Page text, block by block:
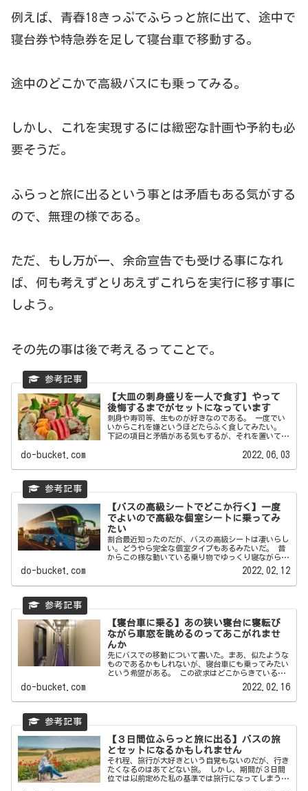
例えば、青春18きっぷでふらっと旅に出て、途中で
寝台券や特急券を足して寝台車で移動する。
途中のどこかで高級バスにも乗ってみる。
しかし、これを実現するには緻密な計画や予約も必
要そうだ。
ふらっと旅に出るという事とは矛盾もある気がする
ので、無理の様である。
ただ、もし万が一、余命宣告でも受ける事になれ
ば、何も考えずとりあえずこれらを実行に移す事に
しよう。
その先の事は後で考えるってことで。
【大皿の刺身盛りを一人で食す】やって
後悔するまでがセットになっています
刺身や寿司等、生ものが好きなのである。 一度でい
いからこれを嫌というほどたらふく食してみたい。
下記の項目と矛盾がある気もするが、それを置いても
do-bucket.com 2022.06.03
【バスの高級シートでどこか行く】一度
でよいので高級な個室シートに乗ってみ
たい
割合最近知ったのだが、バスの高級シートは凄いらし
い。どうやら完全な個室タイプもあるみたいだ。 昔
からこの様な動いている乗り物でゆっくり寝ながらど
do-bucket.com 2022.02.12
【寝台車に乗る】あの狭い寝台に寝転び
ながら車窓を眺めるのってあこがれませ
んか
先にバスでの移動について書いた。まあ、似たような
ものであるかもしれないが、寝台車にも乗ってみたい
という希望がある。 この欲求はどこからきているの
do-bucket.com 2022.02.16
【３日間位ふらっと旅に出る】バスの旅
とセットになるかもしれません
それ程、旅行が大好きという自覚もないのだが、行き
たくなるのはあてどない旅。 しかし、期間が３日間
位では以前定めた私の基準では旅行になってしまう。